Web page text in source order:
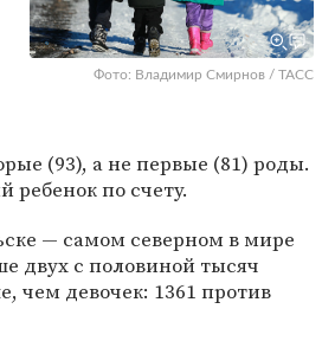
Фото: Владимир Смирнов / ТАСС
(93), а не первые (81) роды.
ребенок по счету.
— самом северном в мире
двух с половиной тысяч
чем девочек: 1361 против